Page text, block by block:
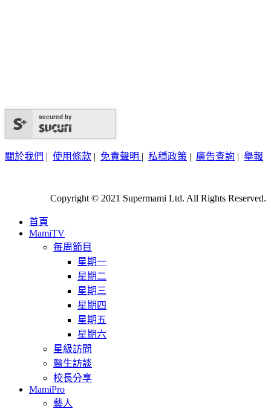
secured by
關於我們 | 使用條款 | 免責聲明 | 私穩政策 | 廣告查詢 | 舉報
Copyright © 2021 Supermami Ltd. All Rights Reserved.
首頁
MamiTV
每周節目
星期一
星期二
星期三
星期四
星期五
星期六
星級訪問
醫生訪談
校長分享
MamiPro
藝人